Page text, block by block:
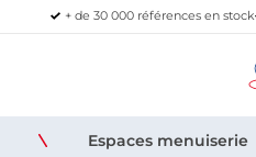
+ de 30 000 références en stock
Espaces menuiserie